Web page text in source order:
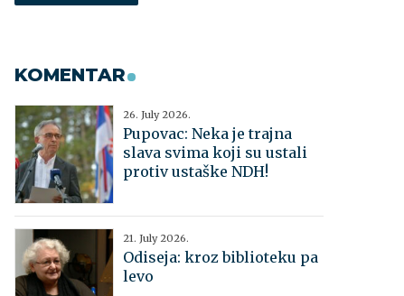
KOMENTAR
26. July 2026.
Pupovac: Neka je trajna
slava svima koji su ustali
protiv ustaške NDH!
21. July 2026.
Odiseja: kroz biblioteku pa
levo